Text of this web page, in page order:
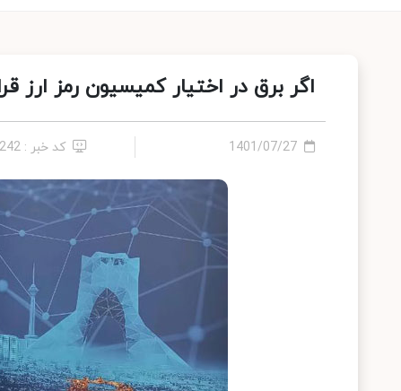
اگر برق در اختیار کمیسیون رمز ارز
1401/07/27 کد خبر : 9242